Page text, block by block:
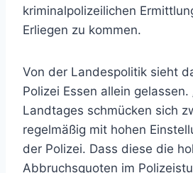
kriminalpolizeilichen
Erliegen zu kommen.
Von der Landespolitik sieht
Polizei Essen allein
Landtages schmücken sich
regelmäßig mit hohen
der Polizei. Dass diese die
Abbruchsquoten im